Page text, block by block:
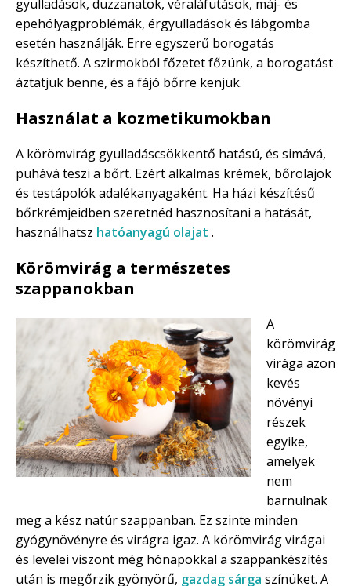
gyulladások, duzzanatok, véraláfutások, máj- és
epehólyagproblémák, érgyulladások és lábgomba
esetén használják. Erre egyszerű borogatás
készíthető. A szirmokból főzetet főzünk, a borogatást
áztatjuk benne, és a fájó bőrre kenjük.
Használat a kozmetikumokban
A körömvirág gyulladáscsökkentő hatású, és simává,
puhává teszi a bőrt. Ezért alkalmas krémek, bőrolajok
és testápolók adalékanyagaként. Ha házi készítésű
bőrkrémjeidben szeretnéd hasznosítani a hatását,
használhatsz hatóanyagú olajat .
Körömvirág a természetes
szappanokban
A
körömvirág
virága azon
kevés
növényi
részek
egyike,
amelyek
nem
barnulnak
meg a kész natúr szappanban. Ez szinte minden
gyógynövényre és virágra igaz. A körömvirág virágai
és levelei viszont még hónapokkal a szappankészítés
után is megőrzik gyönyörű, gazdag sárga színüket. A